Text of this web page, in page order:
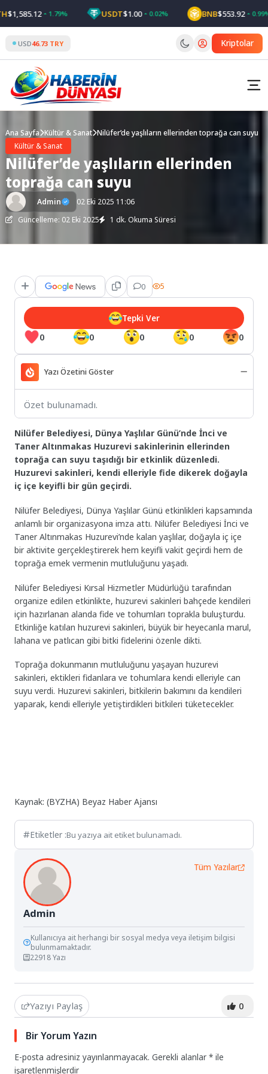
to
content
1.79% USDT$1.00 0.02% BNB$553.92 0.99%
USD46.73 TRY Kriptolar
Ana Sayfa Kültür & Sanat Nilüfer’de yaşlıların ellerinden toprağa can suyu
Kültür & Sanat
Nilüfer’de yaşlıların ellerinden
toprağa can suyu
Admin
02 Eki 2025 11:06
Güncelleme: 02 Eki 2025
1 dk. Okuma Süresi
0 5
0 0 0 0 0
Tepki Ver
Yazı Özetini Göster
Özet bulunamadı.
Nilüfer Belediyesi, Dünya Yaşlılar Günü’nde İnci ve
Taner Altınmakas Huzurevi sakinlerinin ellerinden
toprağa can suyu taşıdığı bir etkinlik düzenledi.
Huzurevi sakinleri, kendi elleriyle fide dikerek doğayla
iç içe keyifli bir gün geçirdi.
Nilüfer Belediyesi, Dünya Yaşlılar Günü etkinlikleri kapsamında
anlamlı bir organizasyona imza attı. Nilüfer Belediyesi İnci ve
Taner Altınmakas Huzurevi’nde kalan yaşlılar, doğayla iç içe
bir aktivite gerçekleştirerek hem keyifli vakit geçirdi hem de
toprağa emek vermenin mutluluğunu yaşadı.
Nilüfer Belediyesi Kırsal Hizmetler Müdürlüğü tarafından
organize edilen etkinlikte, huzurevi sakinleri bahçede kendileri
için hazırlanan alanda fide ve tohumları toprakla buluşturdu.
Etkinliğe katılan huzurevi sakinleri, büyük bir heyecanla marul,
lahana ve patlıcan gibi bitki fidelerini özenle dikti.
Toprağa dokunmanın mutluluğunu yaşayan huzurevi
sakinleri, ektikleri fidanlara ve tohumlara kendi elleriyle can
suyu verdi. Huzurevi sakinleri, bitkilerin bakımını da kendileri
yaparak, kendi elleriyle yetiştirdikleri bitkileri tüketecekler.
Kaynak: (BYZHA) Beyaz Haber Ajansı
Etiketler :Bu yazıya ait etiket bulunamadı.
Admin
Tüm Yazılar
Kullanıcıya ait herhangi bir sosyal medya veya iletişim bilgisi
bulunmamaktadır.
22918 Yazı
Yazıyı Paylaş 0
Bir Yorum Yazın
E-posta adresiniz yayınlanmayacak. Gerekli alanlar* ile
işaretlenmişlerdir